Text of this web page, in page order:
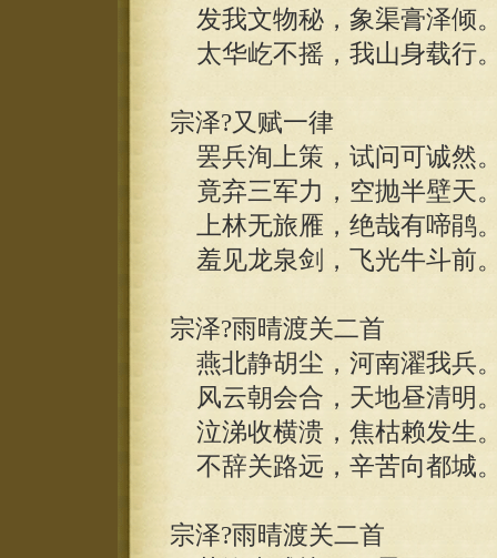
发我文物秘，象渠膏泽倾
太华屹不摇，我山身载行
宗泽?又赋一律
罢兵洵上策，试问可诚然
竟弃三军力，空抛半壁天
上林无旅雁，绝哉有啼鹃
羞见龙泉剑，飞光牛斗前
宗泽?雨晴渡关二首
燕北静胡尘，河南濯我兵
风云朝会合，天地昼清明
泣涕收横溃，焦枯赖发生
不辞关路远，辛苦向都城
宗泽?雨晴渡关二首